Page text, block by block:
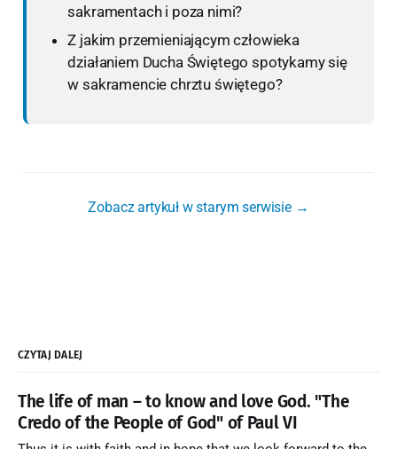
sakramentach i poza nimi?
Z jakim przemieniającym człowieka
działaniem Ducha Świętego spotykamy się
w sakramencie chrztu świętego?
Zobacz artykuł w starym serwisie →
CZYTAJ DALEJ
The life of man – to know and love God. "The
Credo of the People of God" of Paul VI